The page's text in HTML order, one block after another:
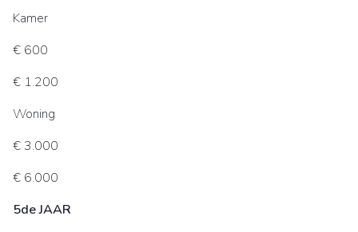
Kamer
€ 600
€ 1.200
Woning
€ 3.000
€ 6.000
5de JAAR